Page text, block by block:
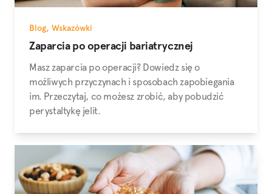
Blog, Wskazówki
Zaparcia po operacji bariatrycznej
Masz zaparcia po operacji? Dowiedz się o
możliwych przyczynach i sposobach zapobiegania
im. Przeczytaj, co możesz zrobić, aby pobudzić
perystaltykę jelit.